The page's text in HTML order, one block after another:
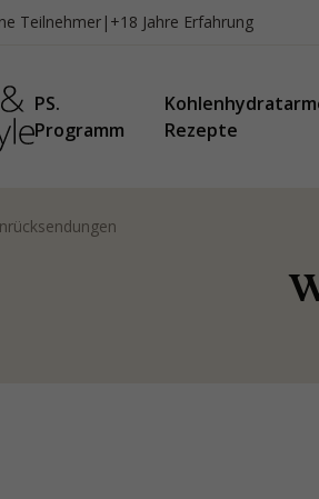
Teilnehmer | +18 Jahre Erfahrung
PS.
Programm
Rezepte